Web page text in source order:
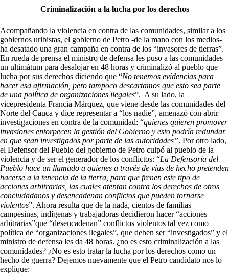
Criminalización a la lucha por los derechos
Acompañando la violencia en contra de las comunidades, similar a los
gobiernos uribistas, el gobierno de Petro -de la mano con los medios-
ha desatado una gran campaña en contra de los “invasores de tierras”.
En rueda de prensa el ministro de defensa les puso a las comunidades
un ultimátum para desalojar en 48 horas y criminalizó al pueblo que
lucha por sus derechos diciendo que “No tenemos evidencias para
hacer esa afirmación, pero tampoco descartamos que esto sea parte
de una política de organizaciones ilegales”. A su lado, la
vicepresidenta Francia Márquez, que viene desde las comunidades del
Norte del Cauca y dice representar a “los nadie”, amenazó con abrir
investigaciones en contra de la comunidad: “quienes quieren promover
invasiones entorpecen la gestión del Gobierno y esto podría redundar
en que sean investigados por parte de las autoridades”. Por otro lado,
el Defensor del Pueblo del gobierno de Petro culpó al pueblo de la
violencia y de ser el generador de los conflictos: “La Defensoría del
Pueblo hace un llamado a quienes a través de vías de hecho pretenden
hacerse a la tenencia de la tierra, para que frenen este tipo de
acciones arbitrarias, las cuales atentan contra los derechos de otros
conciudadanos y desencadenan conflictos que pueden tornarse
violentos”. Ahora resulta que de la nada, cientos de familias
campesinas, indígenas y trabajadoras decidieron hacer “acciones
arbitrarias”que “desencadenan” conflictos violentos tal vez como
política de “organizaciones ilegales”, que deben ser “investigados” y el
ministro de defensa les da 48 horas. ¿no es esto criminalización a las
comunidades? ¿No es esto tratar la lucha por los derechos como un
hecho de guerra? Dejemos nuevamente que el Petro candidato nos lo
explique: